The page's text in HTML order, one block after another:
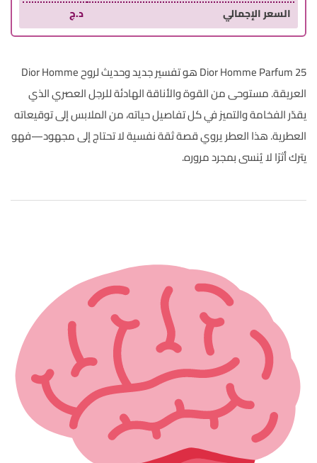
السعر الإجمالي
د.ج
Dior Homme Parfum 25 هو تفسير جديد وحديث لروح Dior Homme
العريقة. مستوحى من القوة والأناقة الهادئة للرجل العصري الذي
يقدّر الفخامة والتميز في كل تفاصيل حياته، من الملابس إلى توقيعاته
العطرية. هذا العطر يروي قصة ثقة نفسية لا تحتاج إلى مجهود—فهو
يترك أثرًا لا يُنسى بمجرد مروره.